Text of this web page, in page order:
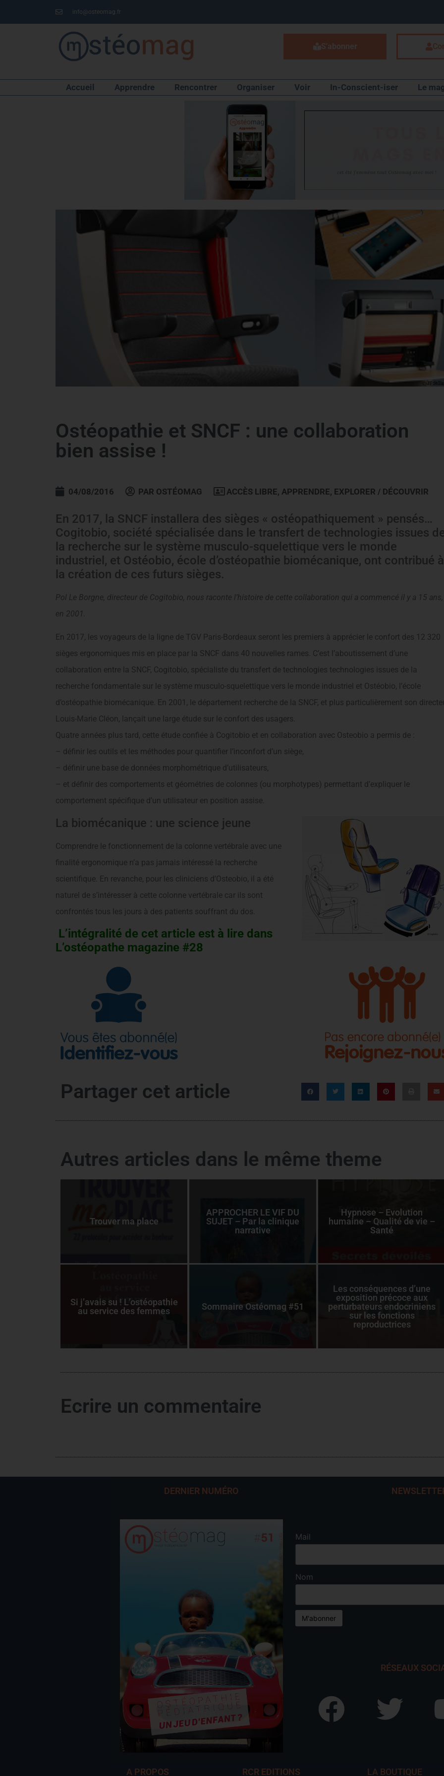
info@osteomag.fr
S'abonner
Accueil Apprendre Rencontrer Organiser Voir In-Conscient-iser Le
Ostéopathie et SNCF : une collaboration
bien assise !
04/08/2016 PAR OSTÉOMAG ACCÈS LIBRE, APPRENDRE, EXPLORER / DÉCOUVRIR
En 2017, la SNCF installera des sièges « ostéopathiquement » pensés…
Cogitobio, société spécialisée dans le transfert de technologies issues
la recherche sur le système musculo-squelettique vers le monde
industriel, et Ostéobio, école d’ostéopathie biomécanique, ont contribué à
la création de ces futurs sièges.
Pol Le Borgne, directeur de Cogitobio, nous raconte l’histoire de cette collaboration qui a commencé il y a 15 ans,
en 2001.
En 2017, les voyageurs de la ligne de TGV Paris-Bordeaux seront les premiers à apprécier le confort des 12 320
sièges ergonomiques mis en place par la SNCF dans 40 nouvelles rames. C’est l’aboutissement d’une
collaboration entre la SNCF, Cogitobio, spécialiste du transfert de technologies technologies issues de la
recherche fondamentale sur le système musculo-squelettique vers le monde industriel et Ostéobio, l’école
d’ostéopathie biomécanique. En 2001, le département recherche de la SNCF, et plus particulièrement son
Louis-Marie Cléon, lançait une large étude sur le confort des usagers.
Quatre années plus tard, cette étude confiée à Cogitobio et en collaboration avec Osteobio a permis de :
– définir les outils et les méthodes pour quantifier l’inconfort d’un siège,
– définir une base de données morphométrique d’utilisateurs,
– et définir des comportements et géométries de colonnes (ou morphotypes) permettant d’expliquer le
comportement spécifique d’un utilisateur en position assise.
La biomécanique : une science jeune
Comprendre le fonctionnement de la colonne vertébrale avec une
finalité ergonomique n’a pas jamais intéressé la recherche
scientifique. En revanche, pour les cliniciens d’Osteobio, il a été
naturel de s’intéresser à cette colonne vertébrale car ils sont
confrontés tous les jours à des patients souffrant du dos.
L’intégralité de cet article est à lire dans
L’ostéopathe magazine #28
Partager cet article
Autres articles dans le même theme
Trouver ma place
APPROCHER LE VIF DU
SUJET – Par la clinique
narrative
Hypnose – Evolution
humaine – Qualité de vie –
Santé
Si j’avais su ! L’ostéopathie
au service des femmes
Sommaire Ostéomag #51
Les conséquences d’une
exposition précoce aux
perturbateurs endocriniens
sur les fonctions
reproductrices
Ecrire un commentaire
DERNIER NUMÉRO
Mail
Nom
RÉSEAUX
A PROPOS RCR EDITIONS LA BOUTIQUE